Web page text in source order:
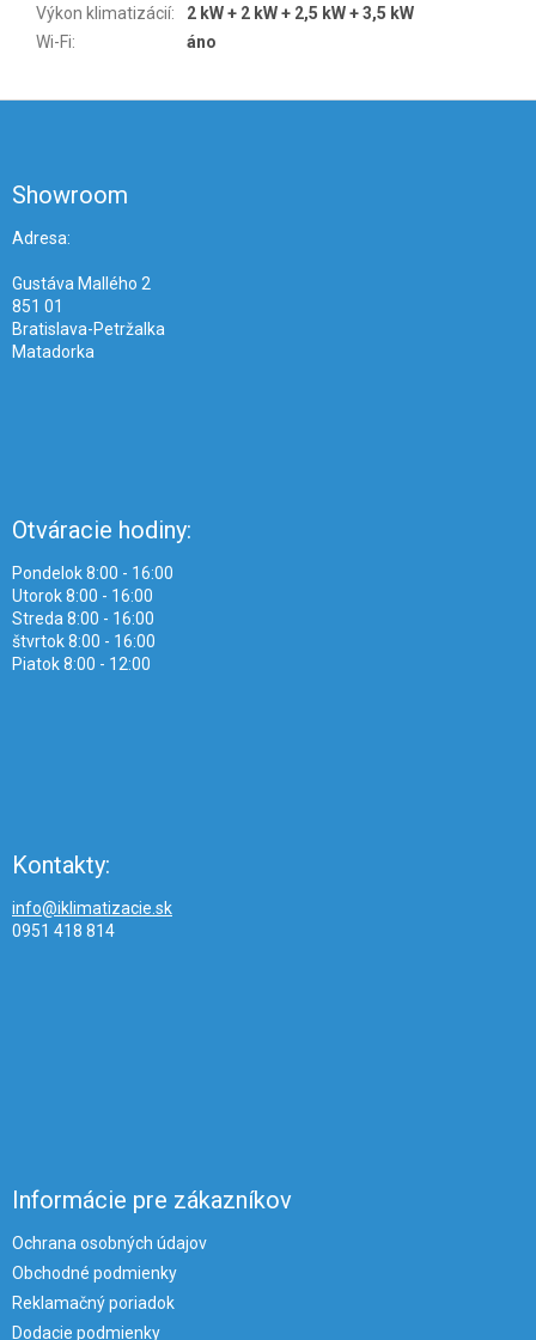
Výkon klimatizácií:
2 kW + 2 kW + 2,5 kW + 3,5 kW
Wi-Fi: áno
Showroom
Adresa:
Gustáva Mallého 2
851 01
Bratislava-Petržalka
Matadorka
Otváracie hodiny:
Pondelok 8:00 - 16:00
Utorok 8:00 - 16:00
Streda 8:00 - 16:00
štvrtok 8:00 - 16:00
Piatok 8:00 - 12:00
Kontakty:
info@iklimatizacie.sk
0951 418 814
Informácie pre zákazníkov
Ochrana osobných údajov
Obchodné podmienky
Reklamačný poriadok
Dodacie podmienky